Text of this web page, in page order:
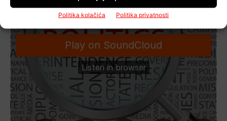
Politika kolačića Politika privatnosti